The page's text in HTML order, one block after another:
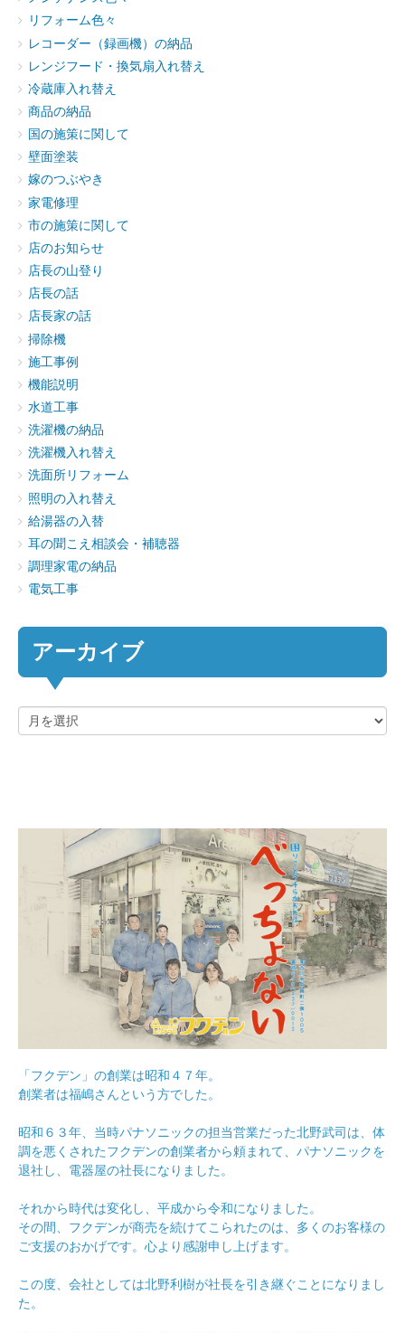
リフォーム色々
レコーダー（録画機）の納品
レンジフード・換気扇入れ替え
冷蔵庫入れ替え
商品の納品
国の施策に関して
壁面塗装
嫁のつぶやき
家電修理
市の施策に関して
店のお知らせ
店長の山登り
店長の話
店長家の話
掃除機
施工事例
機能説明
水道工事
洗濯機の納品
洗濯機入れ替え
洗面所リフォーム
照明の入れ替え
給湯器の入替
耳の聞こえ相談会・補聴器
調理家電の納品
電気工事
アーカイブ
「フクデン」の創業は昭和４７年。
創業者は福嶋さんという方でした。
昭和６３年、当時パナソニックの担当営業だった北野武司は、体
調を悪くされたフクデンの創業者から頼まれて、パナソニックを
退社し、電器屋の社長になりました。
それから時代は変化し、平成から令和になりました。
その間、フクデンが商売を続けてこられたのは、多くのお客様の
ご支援のおかげです。心より感謝申し上げます。
この度、会社としては北野利樹が社長を引き継ぐことになりまし
た。